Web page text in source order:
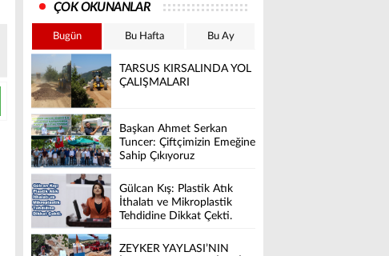
ÇOK OKUNANLAR
Bugün Bu Hafta Bu Ay
TARSUS KIRSALINDA YOL
ÇALIŞMALARI
Başkan Ahmet Serkan
Tuncer: Çiftçimizin Emeğine
Sahip Çıkıyoruz
Gülcan Kış: Plastik Atık
İthalatı ve Mikroplastik
Tehdidine Dikkat Çekti.
ZEYKER YAYLASI’NIN